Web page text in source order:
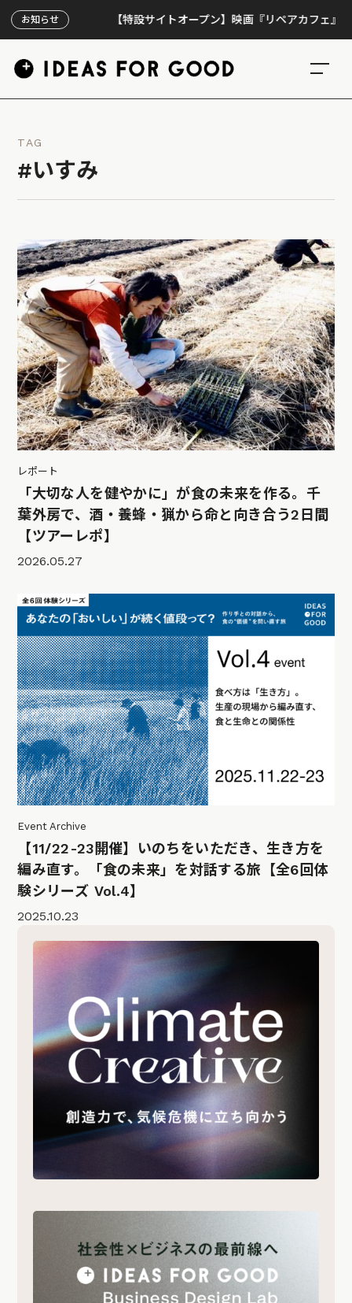
お知らせ 【特設サイトオープン】映画『リペアカフェ』、上映
TAG
#いすみ
レポート
「大切な人を健やかに」が食の未来を作る。千
葉外房で、酒・養蜂・猟から命と向き合う2日間
【ツアーレポ】
2026.05.27
Event Archive
【11/22-23開催】いのちをいただき、生き方を
編み直す。「食の未来」を対話する旅【全6回体
験シリーズ Vol.4】
2025.10.23